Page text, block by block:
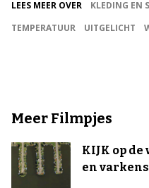
LEES MEER OVER KLEDING EN
TEMPERATUUR
UITGELICHT
Meer Filmpjes
KIJK op
en varkens